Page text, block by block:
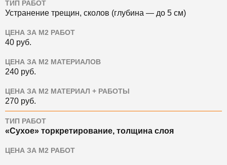
ТИП РАБОТ
Устранение трещин, сколов (глубина — до 5 см)
ЦЕНА ЗА М2 РАБОТ
40 руб.
ЦЕНА ЗА М2 МАТЕРИАЛОВ
240 руб.
ЦЕНА ЗА М2 МАТЕРИАЛ + РАБОТЫ
270 руб.
ТИП РАБОТ
«Сухое» торкретирование, толщина слоя
ЦЕНА ЗА М2 РАБОТ